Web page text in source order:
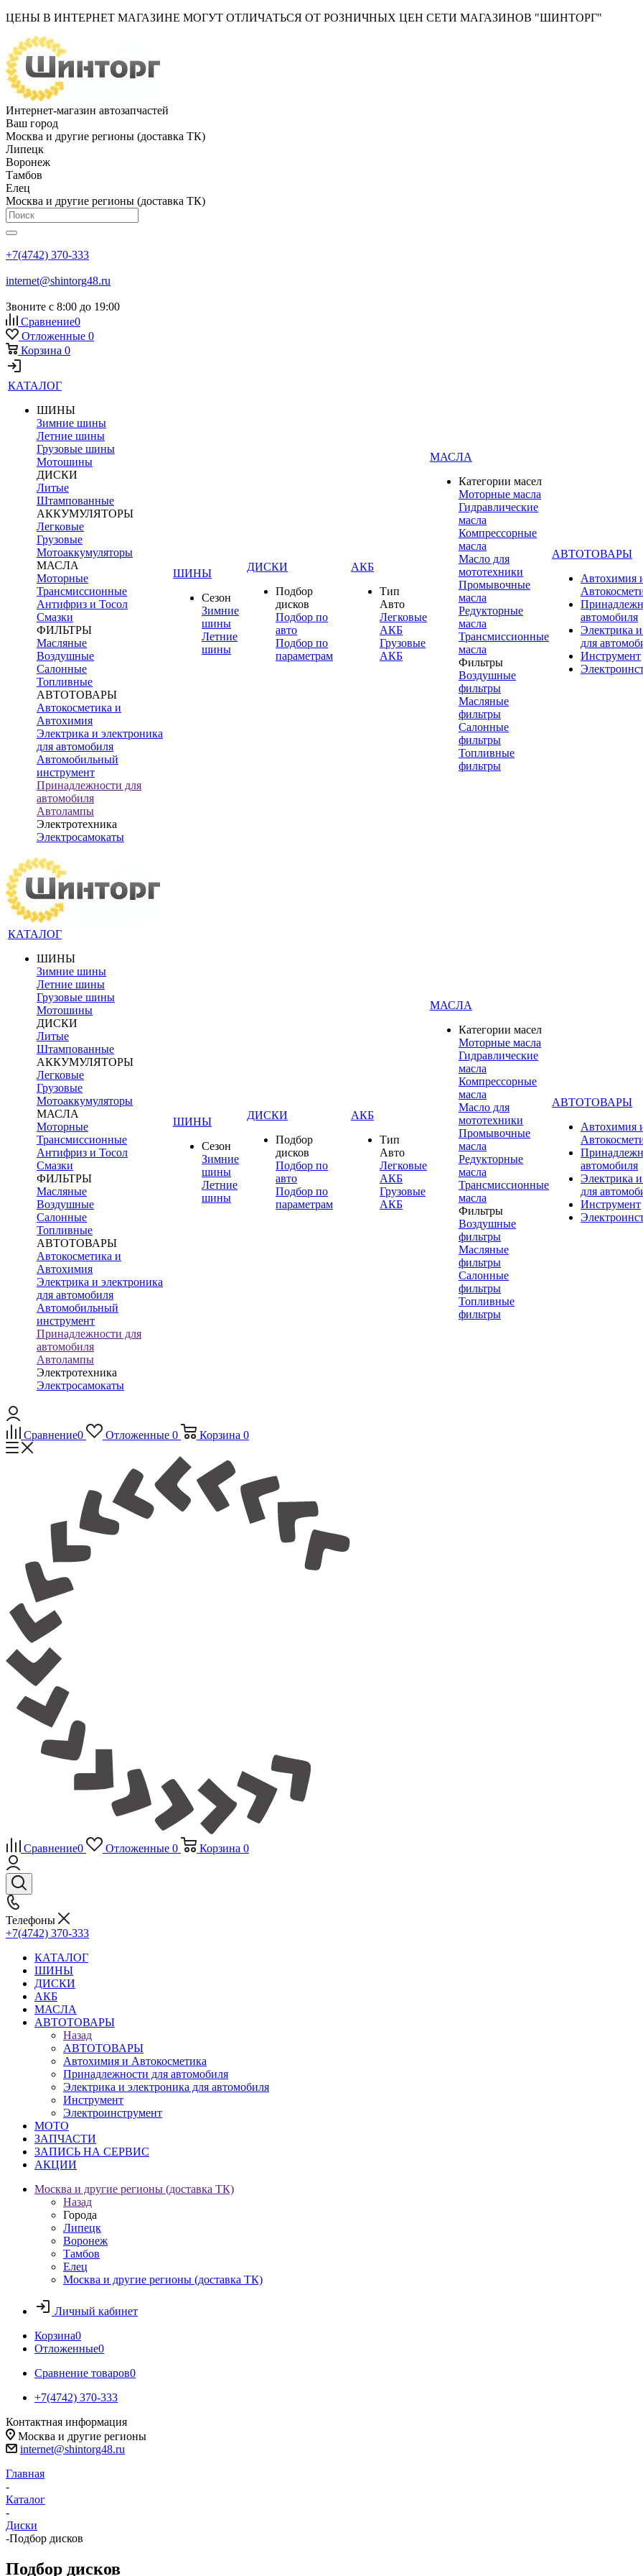
ЦЕНЫ В ИНТЕРНЕТ МАГАЗИНЕ МОГУТ ОТЛИЧАТЬСЯ ОТ РОЗНИЧНЫХ ЦЕН СЕТИ МАГАЗИНОВ "ШИНТОРГ"
Интернет-магазин автозапчастей
Ваш город
Москва и другие регионы (доставка ТК)
Липецк
Воронеж
Тамбов
Елец
Москва и другие регионы (доставка ТК)
+7(4742) 370-333
internet@shintorg48.ru
Звоните с 8:00 до 19:00
Сравнение0
Отложенные 0
Корзина 0
КАТАЛОГ
ШИНЫ
Зимние шины
Летние шины
Грузовые шины
Мотошины
ДИСКИ
Литые
Штампованные
АККУМУЛЯТОРЫ
Легковые
Грузовые
Мотоаккумуляторы
МАСЛА
Моторные
Трансмиссионные
Антифриз и Тосол
Смазки
ФИЛЬТРЫ
Масляные
Воздушные
Салонные
Топливные
АВТОТОВАРЫ
Автокосметика и
Автохимия
Электрика и электроника
для автомобиля
Автомобильный
инструмент
Принадлежности для
автомобиля
Автолампы
Электротехника
Электросамокаты
ШИНЫ
Сезон
Зимние
шины
Летние
шины
ДИСКИ
Подбор
дисков
Подбор по
авто
Подбор по
параметрам
АКБ
Тип
Авто
Легковые
АКБ
Грузовые
АКБ
МАСЛА
Категории масел
Моторные масла
Гидравлические
масла
Компрессорные
масла
Масло для
мототехники
Промывочные
масла
Редукторные
масла
Трансмиссионные
масла
Фильтры
Воздушные
фильтры
Масляные
фильтры
Салонные
фильтры
Топливные
фильтры
АВТОТОВАРЫ
Автохимия
автомобиля
Электрика
для
Инструмент
КАТАЛОГ
ШИНЫ
Зимние шины
Летние шины
Грузовые шины
Мотошины
ДИСКИ
Литые
Штампованные
АККУМУЛЯТОРЫ
Легковые
Грузовые
Мотоаккумуляторы
МАСЛА
Моторные
Трансмиссионные
Антифриз и Тосол
Смазки
ФИЛЬТРЫ
Масляные
Воздушные
Салонные
Топливные
АВТОТОВАРЫ
Автокосметика и
Автохимия
Электрика и электроника
для автомобиля
Автомобильный
инструмент
Принадлежности для
автомобиля
Автолампы
Электротехника
Электросамокаты
ШИНЫ
Сезон
Зимние
шины
Летние
шины
ДИСКИ
Подбор
дисков
Подбор по
авто
Подбор по
параметрам
АКБ
Тип
Авто
Легковые
АКБ
Грузовые
АКБ
МАСЛА
Категории масел
Моторные масла
Гидравлические
масла
Компрессорные
масла
Масло для
мототехники
Промывочные
масла
Редукторные
масла
Трансмиссионные
масла
Фильтры
Воздушные
фильтры
Масляные
фильтры
Салонные
фильтры
Топливные
фильтры
АВТОТОВАРЫ
Автохимия
автомобиля
Электрика
для
Инструмент
Сравнение0 Отложенные 0 Корзина 0
Сравнение0 Отложенные 0 Корзина 0
Телефоны
+7(4742) 370-333
КАТАЛОГ
ШИНЫ
ДИСКИ
АКБ
МАСЛА
АВТОТОВАРЫ
Назад
АВТОТОВАРЫ
Автохимия и Автокосметика
Принадлежности для автомобиля
Электрика и электроника для автомобиля
Инструмент
Электроинструмент
МОТО
ЗАПЧАСТИ
ЗАПИСЬ НА СЕРВИС
АКЦИИ
Москва и другие регионы (доставка ТК)
Назад
Города
Липецк
Воронеж
Тамбов
Елец
Москва и другие регионы (доставка ТК)
Личный кабинет
Корзина0
Отложенные0
Сравнение товаров0
+7(4742) 370-333
Контактная информация
Москва и другие регионы
internet@shintorg48.ru
Главная
-
Каталог
-
Диски
-Подбор дисков
Подбор дисков